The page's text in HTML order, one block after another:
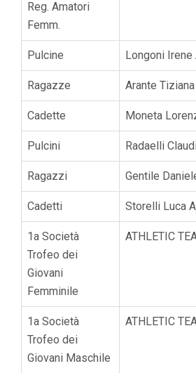
Reg. Amatori
Femm.
Pulcine Longoni Irene
Ragazze Arante
Cadette Moneta
Pulcini Radaelli
Ragazzi Gentile
Cadetti Storelli Luca
1a Società
Trofeo dei
Giovani
Femminile
ATHLETIC
1a Società
Trofeo dei
Giovani Maschile
ATHLETIC